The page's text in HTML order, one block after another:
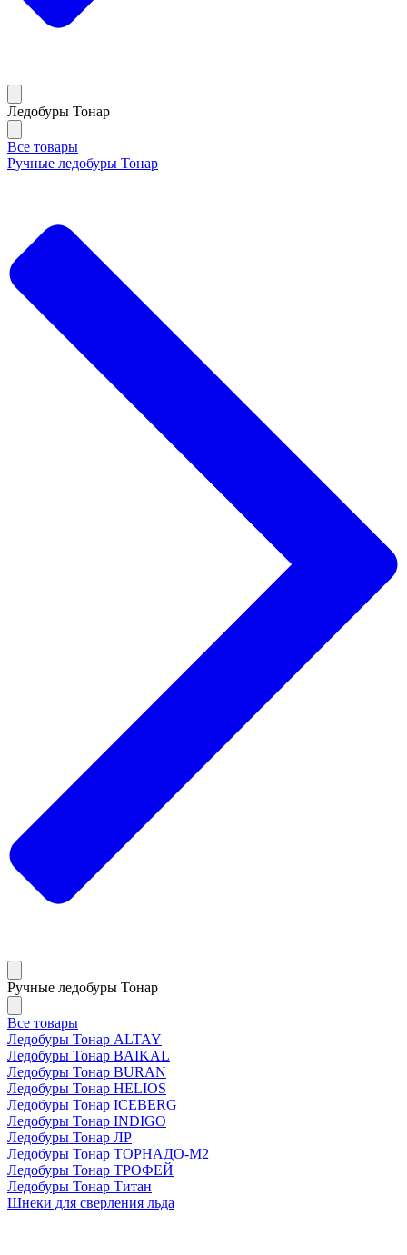
Ледобуры Тонар
Все товары
Ручные ледобуры Тонар
Ручные ледобуры Тонар
Все товары
Ледобуры Тонар ALTAY
Ледобуры Тонар BAIKAL
Ледобуры Тонар BURAN
Ледобуры Тонар HELIOS
Ледобуры Тонар ICEBERG
Ледобуры Тонар INDIGO
Ледобуры Тонар ЛР
Ледобуры Тонар ТОРНАДО-М2
Ледобуры Тонар ТРОФЕЙ
Ледобуры Тонар Титан
Шнеки для сверления льда